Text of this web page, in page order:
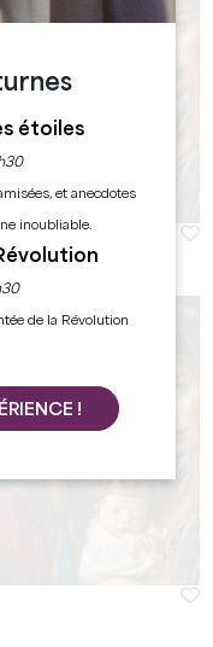
étoiles
et anecdotes
inoubliable.
de la Révolution
!